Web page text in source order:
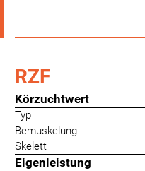
RZF
Körzuchtwert
Typ
Bemuskelung
Skelett
Eigenleistung